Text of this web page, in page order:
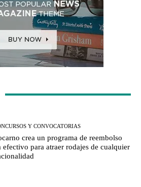
Y CONVOCATORIAS
crea un programa de reembolso
efectivo para atraer rodajes de cualquier